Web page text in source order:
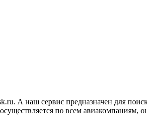
А наш сервис предназначен для
по всем авиакомпаниям,